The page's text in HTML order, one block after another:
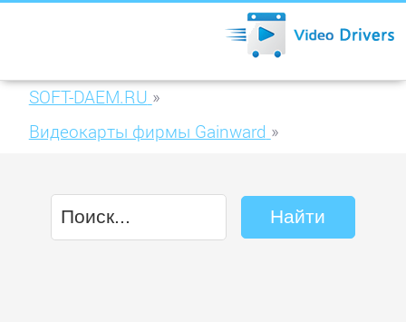
SOFT-DAEM.RU »
Видеокарты фирмы Gainward »
(426018336-2159)